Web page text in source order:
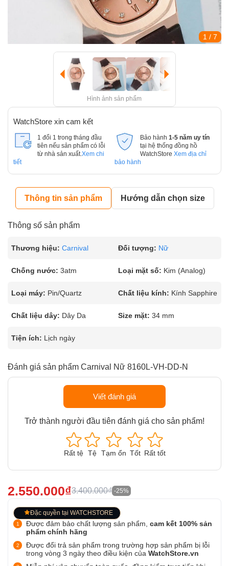
1 / 7
Hình ảnh sản phẩm
WatchStore xin cam kết
1 đổi 1 trong tháng đầu
tiên nếu sản phẩm có lỗi
từ nhà sản xuất. Xem chi
tiết
Bảo hành 1-5 năm uy tín
tại hệ thống đồng hồ
WatchStore Xem địa chỉ
bảo hành
Thông tin sản phẩm Hướng dẫn chọn size
Thông số sản phẩm
Thương hiệu: Carnival Đối tượng: Nữ
Chống nước: 3atm Loại mặt số: Kim (Analog)
Loại máy: Pin/Quartz Chất liệu kính: Kính Sapphire
Chất liệu dây: Dây Da Size mặt: 34 mm
Tiện ích: Lịch ngày
Đánh giá sản phẩm Carnival Nữ 8160L-VH-DD-N
Viết đánh giá
Trở thành người đầu tiên đánh giá cho sản phẩm!
Rất tệ Tệ Tạm ổn Tốt Rất tốt
2.550.000₫3.400.000₫ -25%
Đặc quyền tại WATCHSTORE
Được đảm bảo chất lượng sản phẩm, cam kết 100% sản
phẩm chính hãng
Được đổi trả sản phẩm trong trường hợp sản phẩm bị lỗi
trong vòng 3 ngày theo điều kiện của WatchStore.vn